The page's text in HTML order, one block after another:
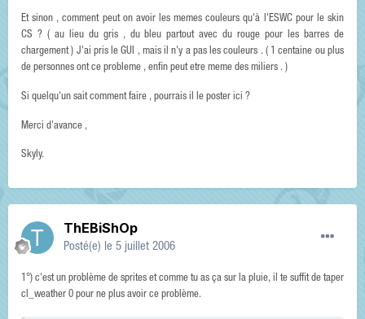
Et sinon , comment peut on avoir les memes couleurs qu'à l'ESWC pour le skin
CS ? ( au lieu du gris , du bleu partout avec du rouge pour les barres de
chargement ) J'ai pris le GUI , mais il n'y a pas les couleurs . ( 1 centaine ou plus
de personnes ont ce probleme , enfin peut etre meme des miliers . )
Si quelqu'un sait comment faire , pourrais il le poster ici ?
Merci d'avance ,
Skyly.
ThEBiShOp
Posté(e) le 5 juillet 2006
1°) c'est un problème de sprites et comme tu as ça sur la pluie, il te suffit de taper
cl_weather 0 pour ne plus avoir ce problème.